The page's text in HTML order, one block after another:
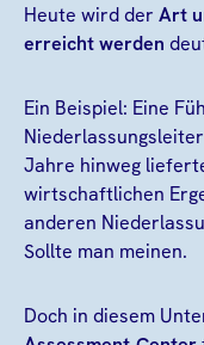
Heute wird der Art
erreicht werden
Ein Beispiel: Eine
Jahre hinweg
wirtschaftlichen
anderen
Sollte man meinen.
Doch in diesem